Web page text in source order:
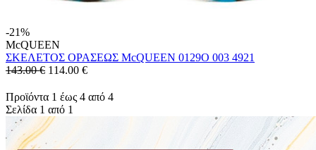
-21%
McQUEEN
ΣΚΕΛΕΤΟΣ ΟΡΑΣΕΩΣ McQUEEN 0129O 003 4921
143.00 € 114.00 €
Προϊόντα 1 έως 4 από 4
Σελίδα 1 από 1